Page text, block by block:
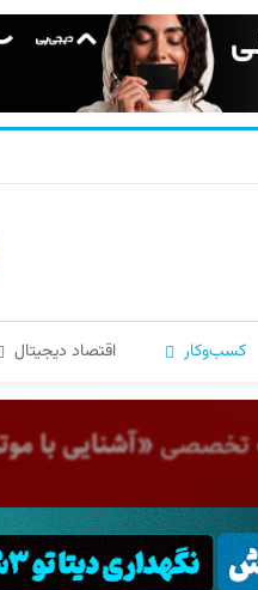
کسب‌و‌کار اقتصاد دیجیتال